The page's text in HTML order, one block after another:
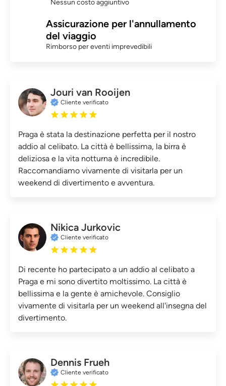
Nessun costo aggiuntivo
Assicurazione per l'annullamento
del viaggio
Rimborso per eventi imprevedibili
Jouri van Rooijen
Cliente verificato
Praga è stata la destinazione perfetta per il nostro
addio al celibato. La città è bellissima, la birra è
deliziosa e la vita notturna è incredibile.
Raccomandiamo vivamente di visitarla per un
weekend di divertimento e avventura.
Nikica Jurkovic
Cliente verificato
Di recente ho partecipato a un addio al celibato a
Praga e mi sono divertito moltissimo. La città è
bellissima e la gente è amichevole. Consiglio
vivamente di visitarla per un weekend all'insegna del
divertimento.
Dennis Frueh
Cliente verificato